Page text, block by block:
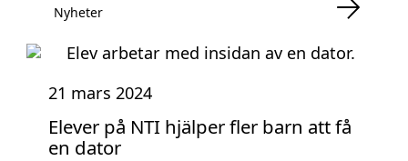
Nyheter
21 mars 2024
Elever på NTI hjälper fler barn att få
en dator